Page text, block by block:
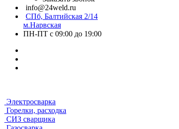
info@24weld.ru
СПб, Балтийская 2/14
м.Нарвская
ПН-ПТ с 09:00 до 19:00
Электросварка
Горелки, расходка
СИЗ сварщика